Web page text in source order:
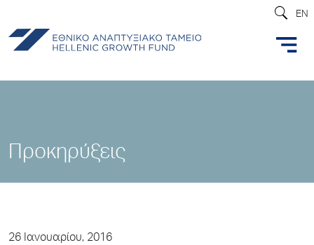
EN
Προκηρύξεις
26 Ιανουαρίου, 2016